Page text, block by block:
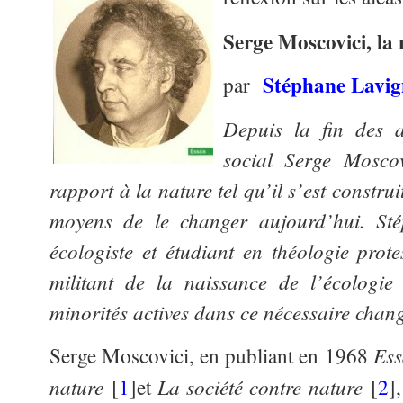
Serge Moscovici, la
par Stéphane
Depuis la fin des
social Serge
rapport à la nature tel qu’il s’est
moyens de le changer aujourd’hui.
écologiste et étudiant en théologie
militant de la naissance de
minorités actives dans ce nécessaire
Serge Moscovici, en publiant en 1968
nature [1]etLa société contre nature[2